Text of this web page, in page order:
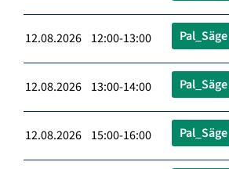
12.08.2026 12:00-13:00 Pal_Säge
12.08.2026 13:00-14:00 Pal_Säge
12.08.2026 15:00-16:00 Pal_Säge